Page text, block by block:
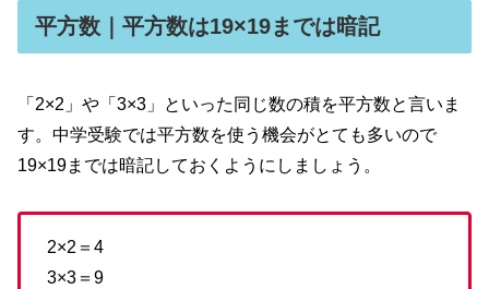
平方数｜平方数は19×19までは暗記
「2×2」や「3×3」といった同じ数の積を平方数と言いま
す。中学受験では平方数を使う機会がとても多いので
19×19までは暗記しておくようにしましょう。
2×2＝4
3×3＝9